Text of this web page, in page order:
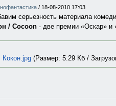
/ 18-08-2010 17:03
серьезность материала
/ Cocoon - две премии «Оскар» и
Кокон.jpg(Размер: 5.29 Кб /